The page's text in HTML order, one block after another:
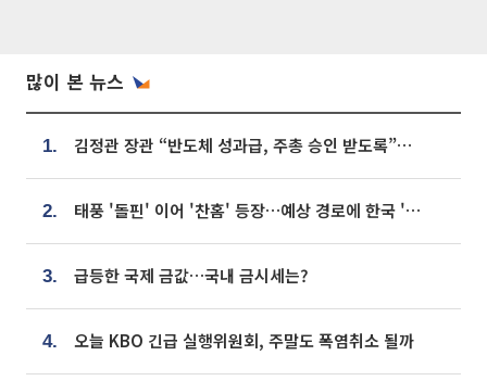
많이 본 뉴스
1. 김정관 장관 “반도체 성과급, 주총 승인 받도록”…상법·자본시장법 개정 시사
2. 태풍 '돌핀' 이어 '찬홈' 등장…예상 경로에 한국 '한숨'
3. 급등한 국제 금값…국내 금시세는?
4. 오늘 KBO 긴급 실행위원회, 주말도 폭염취소 될까